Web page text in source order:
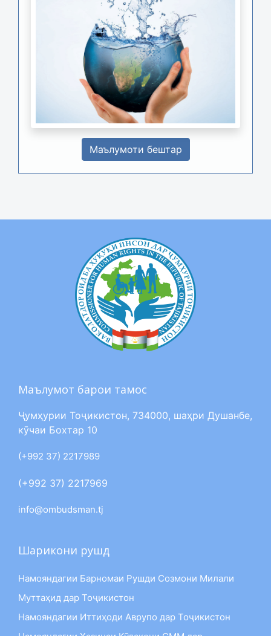
Маълумоти бештар
Маълумот барои тамос
Ҷумҳурии Тоҷикистон, 734000, шаҳри Душанбе,
кӯчаи Бохтар 10
(+992 37) 2217989
(+992 37) 2217969
info@ombudsman.tj
Шарикони рушд
Намояндагии Барномаи Рушди Созмони Милали
Муттаҳид дар Тоҷикистон
Намояндагии Иттиҳоди Аврупо дар Тоҷикистон